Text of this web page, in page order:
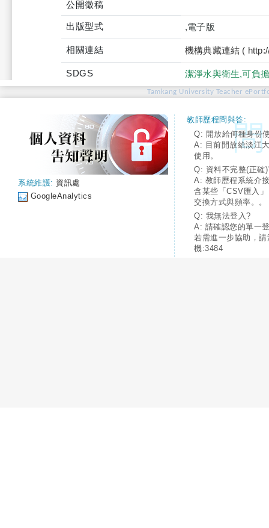
公開徵稿
出版型式 ,電子版
相關連結 機構典藏連結 (
SDGS 潔淨水與衛生,可負
Tamkang University Teacher
系統維護: 資訊處
GoogleAnalytics
教師歷程問與答:
Q: 開放給何種身份
A: 目前開放給淡江
使用。
Q: 資料不完整(正確
A: 教師歷程系統介
含某些「CSV匯入
交換方式與頻率。。
Q: 我無法登入?
A: 請確認您的單一
若需進一步協助，
機:3484